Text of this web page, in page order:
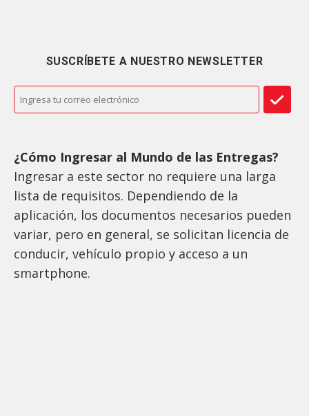
SUSCRÍBETE A NUESTRO NEWSLETTER
¿Cómo Ingresar al Mundo de las Entregas?
Ingresar a este sector no requiere una larga
lista de requisitos. Dependiendo de la
aplicación, los documentos necesarios pueden
variar, pero en general, se solicitan licencia de
conducir, vehículo propio y acceso a un
smartphone.